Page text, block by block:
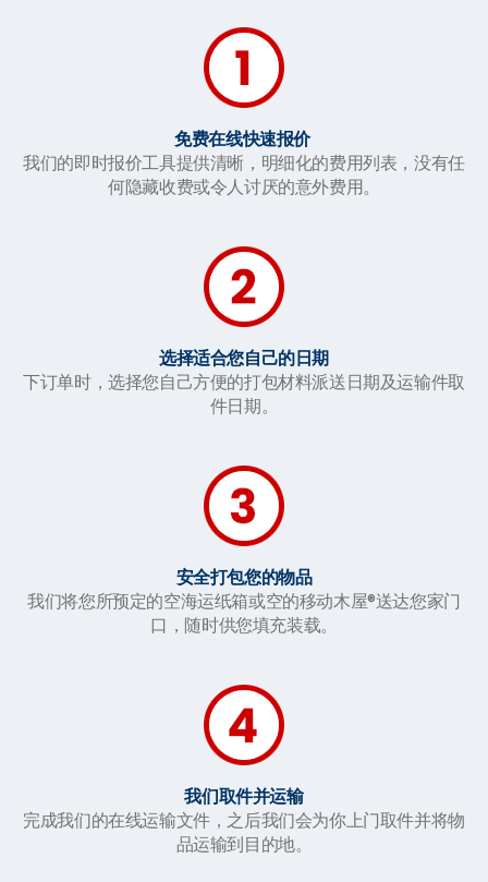
免费在线快速报价
我们的即时报价工具提供清晰，明细化的费用列表，没有任
何隐藏收费或令人讨厌的意外费用。
选择适合您自己的日期
下订单时，选择您自己方便的打包材料派送日期及运输件取
件日期。
安全打包您的物品
我们将您所预定的空海运纸箱或空的移动木屋®送达您家门
口，随时供您填充装载。
我们取件并运输
完成我们的在线运输文件，之后我们会为你上门取件并将物
品运输到目的地。